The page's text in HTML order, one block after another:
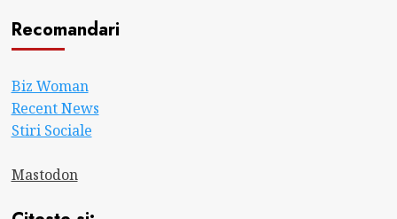
Recomandari
Biz Woman
Recent News
Stiri Sociale
Mastodon